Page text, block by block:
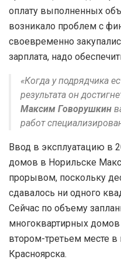
оплату выполненных
возникало проблем с
своевременно
зарплата, надо
«Когда у подрядчика
результата он
Максим Говорушкин
работ
Ввод в эксплуатацию в
домов в Норильске
прорывом, поскольку
сдавалось ни одного
Сейчас по объему
многоквартирных домов
втором-третьем месте в
Красноярска.